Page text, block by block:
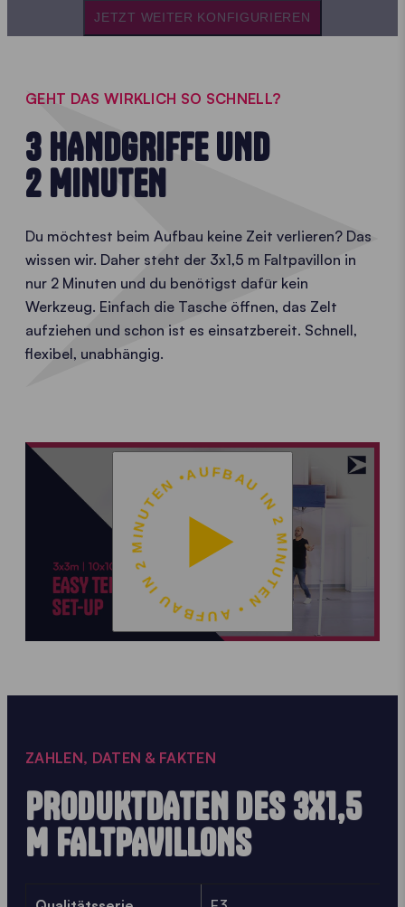
JETZT WEITER KONFIGURIEREN
GEHT DAS WIRKLICH SO SCHNELL?
3 HANDGRIFFE UND
2 MINUTEN
Du möchtest beim Aufbau keine Zeit verlieren? Das
wissen wir. Daher steht der 3x1,5 m Faltpavillon in
nur 2 Minuten und du benötigst dafür kein
Werkzeug. Einfach die Tasche öffnen, das Zelt
aufziehen und schon ist es einsatzbereit. Schnell,
flexibel, unabhängig.
AUFBAU IN 2 MINUTEN • AUFBAU IN 2 MINUTEN •
ZAHLEN, DATEN & FAKTEN
PRODUKTDATEN DES 3X1,5
M FALTPAVILLONS